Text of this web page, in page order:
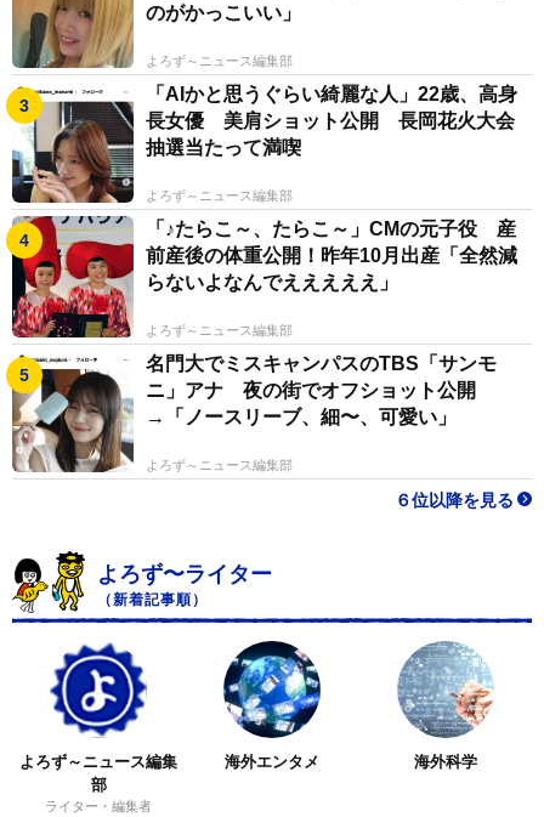
のがかっこいい」
よろず～ニュース編集部
「AIかと思うぐらい綺麗な人」22歳、高身
長女優 美肩ショット公開 長岡花火大会
抽選当たって満喫
よろず～ニュース編集部
「♪たらこ～、たらこ～」CMの元子役 産
前産後の体重公開！昨年10月出産「全然減
らないよなんでえええええ」
よろず～ニュース編集部
名門大でミスキャンパスのTBS「サンモ
ニ」アナ 夜の街でオフショット公開
→「ノースリーブ、細〜、可愛い」
よろず～ニュース編集部
６位以降を見る
よろず〜ライター
（新着記事順）
よろず～ニュース編集
部
ライター・編集者
海外エンタメ 海外科学